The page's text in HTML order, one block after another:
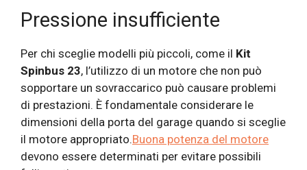
Pressione insufficiente
Per chi sceglie modelli più piccoli, come il Kit
Spinbus 23, l’utilizzo di un motore che non può
sopportare un sovraccarico può causare problemi
di prestazioni. È fondamentale considerare le
dimensioni della porta del garage quando si sceglie
il motore appropriato.Buona potenza del motore
devono essere determinati per evitare possibili